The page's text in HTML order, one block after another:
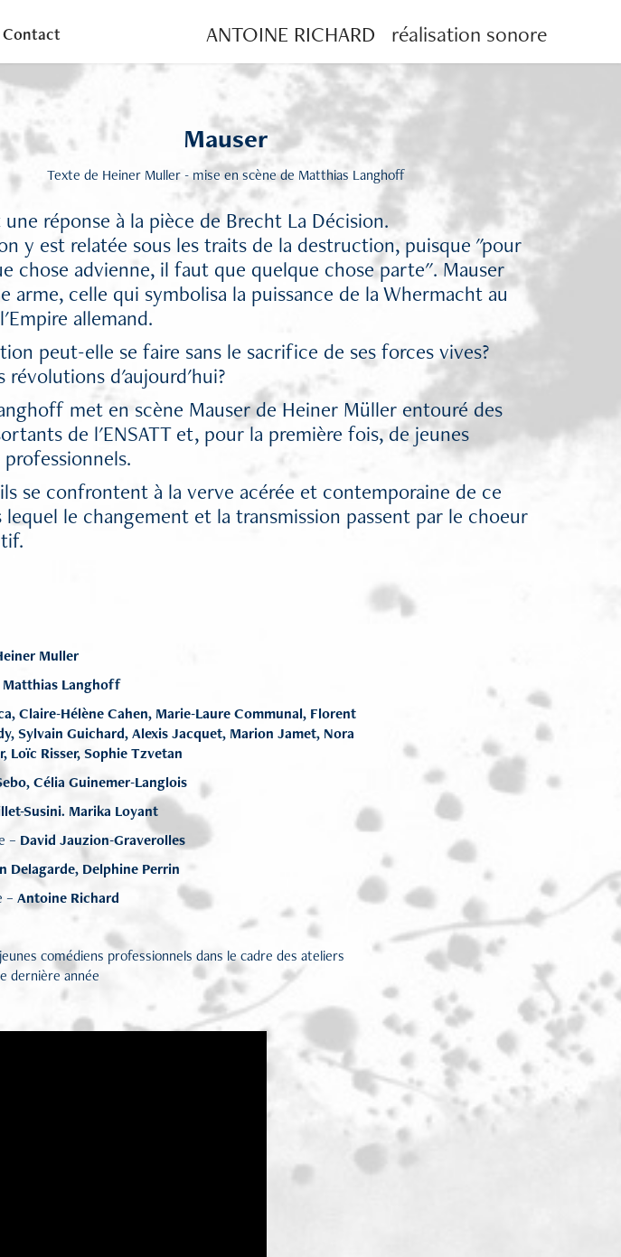
Contact ANTOINE RICHARD   réalisation sonore
Mauser
Texte de Heiner Muller - mise en scène de Matthias Langhoff
réponse à la pièce de Brecht La Décision.
y est relatée sous les traits de la destruction, puisque "pour
chose advienne, il faut que quelque chose parte". Mauser
arme, celle qui symbolisa la puissance de la Whermacht au
allemand.
peut-elle se faire sans le sacrifice de ses forces vives?
révolutions d'aujourd'hui?
met en scène Mauser de Heiner Müller entouré des
de l'ENSATT et, pour la première fois, de jeunes
se confrontent à la verve acérée et contemporaine de ce
lequel le changement et la transmission passent par le choeur
Muller
Matthias Langhoff
Claire-Hélène Cahen, Marie-Laure Communal, Florent
Sylvain Guichard, Alexis Jacquet, Marion Jamet, Nora
Loïc Risser, Sophie Tzvetan
Célia Guinemer-Langlois
Susini. Marika Loyant
– David Jauzion-Graverolles
Delagarde, Delphine Perrin
– Antoine Richard
comédiens professionnels dans le cadre des ateliers
dernière année